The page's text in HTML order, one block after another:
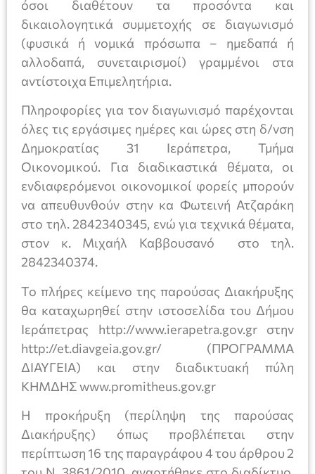
όσοι διαθέτουν τα προσόντα και
δικαιολογητικά συμμετοχής σε διαγωνισμό
(φυσικά ή νομικά πρόσωπα – ημεδαπά ή
αλλοδαπά, συνεταιρισμοί) γραμμένοι στα
αντίστοιχα Επιμελητήρια.
Πληροφορίες για τον διαγωνισμό παρέχονται
όλες τις εργάσιμες ημέρες και ώρες στη δ/νση
Δημοκρατίας 31 Ιεράπετρα, Τμήμα
Οικονομικού. Για διαδικαστικά θέματα, οι
ενδιαφερόμενοι οικονομικοί φορείς μπορούν
να απευθυνθούν στην κα Φωτεινή Ατζαράκη
στο τηλ. 2842340345, ενώ για τεχνικά θέματα,
στον κ. Μιχαήλ Καββουσανό στο τηλ.
2842340374.
Το πλήρες κείμενο της παρούσας Διακήρυξης
θα καταχωρηθεί στην ιστοσελίδα του Δήμου
Ιεράπετρας http://www.ierapetra.gov.gr στην
http://et.diavgeia.gov.gr/ (ΠΡΟΓΡΑΜΜΑ
ΔΙΑΥΓΕΙΑ) και στην διαδικτυακή πύλη
ΚΗΜΔΗΣ www.promitheus.gov.gr
Η προκήρυξη (περίληψη της παρούσας
Διακήρυξης) όπως προβλέπεται στην
περίπτωση 16 της παραγράφου 4 του άρθρου 2